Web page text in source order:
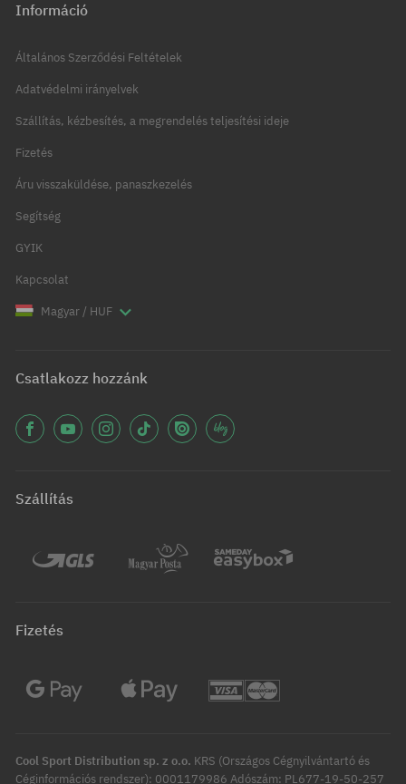
Információ
Általános Szerződési Feltételek
Adatvédelmi irányelvek
Szállítás, kézbesítés, a megrendelés teljesítési ideje
Fizetés
Áru visszaküldése, panaszkezelés
Segítség
GYIK
Kapcsolat
Magyar / HUF
Csatlakozz hozzánk
Szállítás
Fizetés
Cool Sport Distribution sp. z o.o. KRS (Országos Cégnyilvántartó és
Céginformációs rendszer): 0001179986 Adószám: PL677-19-50-257